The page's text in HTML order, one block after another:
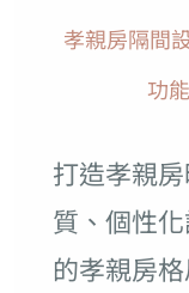
孝親房隔間
功
打造孝親
質、個性
的孝親房